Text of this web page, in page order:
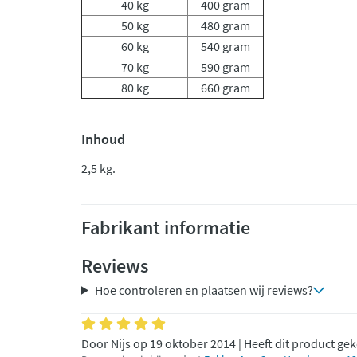
40 kg
400 gram
50 kg
480 gram
60 kg
540 gram
70 kg
590 gram
80 kg
660 gram
Inhoud
2,5 kg.
Fabrikant informatie
Reviews
Hoe controleren en plaatsen wij reviews?
Door Nijs op 19 oktober 2014 | Heeft dit product